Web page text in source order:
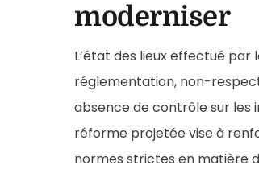
moderniser
L’état des lieux effectué par
réglementation, non-
absence de contrôle sur les
réforme projetée vise à
normes strictes en matière